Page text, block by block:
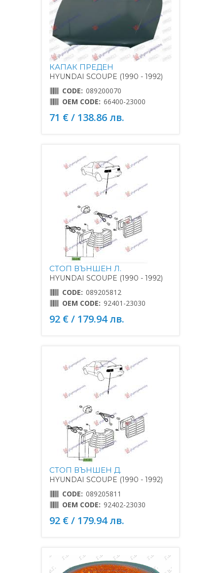
КАПАК ПРЕДЕН
HYUNDAI SCOUPE (1990 - 1992)
CODE: 089200070
OEM CODE: 66400-23000
71 € / 138.86 лв.
СТОП ВЪНШЕН Л.
HYUNDAI SCOUPE (1990 - 1992)
CODE: 089205812
OEM CODE: 92401-23030
92 € / 179.94 лв.
СТОП ВЪНШЕН Д.
HYUNDAI SCOUPE (1990 - 1992)
CODE: 089205811
OEM CODE: 92402-23030
92 € / 179.94 лв.